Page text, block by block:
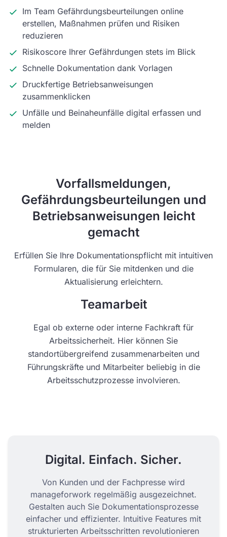
Im Team Gefährdungsbeurteilungen online
erstellen, Maßnahmen prüfen und Risiken
reduzieren
Risikoscore Ihrer Gefährdungen stets im Blick
Schnelle Dokumentation dank Vorlagen
Druckfertige Betriebsanweisungen
zusammenklicken
Unfälle und Beinaheunfälle digital erfassen und
melden
Vorfallsmeldungen,
Gefährdungsbeurteilungen und
Betriebsanweisungen leicht
gemacht
Erfüllen Sie Ihre Dokumentationspflicht mit intuitiven
Formularen, die für Sie mitdenken und die
Aktualisierung erleichtern.
Teamarbeit
Egal ob externe oder interne Fachkraft für
Arbeitssicherheit. Hier können Sie
standortübergreifend zusammenarbeiten und
Führungskräfte und Mitarbeiter beliebig in die
Arbeitsschutzprozesse involvieren.
Digital. Einfach. Sicher.
Von Kunden und der Fachpresse wird
manageforwork regelmäßig ausgezeichnet.
Gestalten auch Sie Dokumentationsprozesse
einfacher und effizienter. Intuitive Features mit
strukturierten Arbeitsschritten revolutionieren